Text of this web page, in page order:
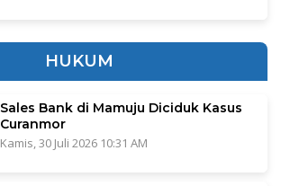
HUKUM
Sales Bank di Mamuju Diciduk Kasus
Curanmor
Kamis, 30 Juli 2026 10:31 AM